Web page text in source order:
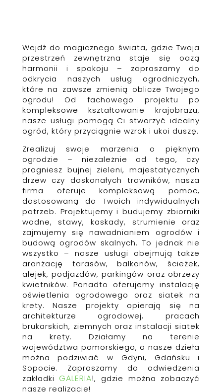
Wejdź do magicznego świata, gdzie Twoja
przestrzeń zewnętrzna staje się oazą
harmonii i spokoju – zapraszamy do
odkrycia naszych usług ogrodniczych,
które na zawsze zmienią oblicze Twojego
ogrodu! Od fachowego projektu po
kompleksowe kształtowanie krajobrazu,
nasze usługi pomogą Ci stworzyć idealny
ogród, który przyciągnie wzrok i ukoi duszę.
Zrealizuj swoje marzenia o pięknym
ogrodzie – niezależnie od tego, czy
pragniesz bujnej zieleni, majestatycznych
drzew czy doskonałych trawników, nasza
firma oferuje kompleksową pomoc,
dostosowaną do Twoich indywidualnych
potrzeb. Projektujemy i budujemy zbiorniki
wodne, stawy, kaskady, strumienie oraz
zajmujemy się nawadnianiem ogrodów i
budową ogrodów skalnych. To jednak nie
wszystko – nasze usługi obejmują także
aranżację tarasów, balkonów, ścieżek,
alejek, podjazdów, parkingów oraz obrzeży
kwietników. Ponadto oferujemy instalację
oświetlenia ogrodowego oraz siatek na
krety. Nasze projekty opierają się na
architekturze ogrodowej, pracach
brukarskich, ziemnych oraz instalacji siatek
na krety. Działamy na terenie
województwa pomorskiego, a nasze dzieła
można podziwiać w Gdyni, Gdańsku i
Sopocie. Zapraszamy do odwiedzenia
zakładki GALERIA!, gdzie można zobaczyć
nasze realizacje!